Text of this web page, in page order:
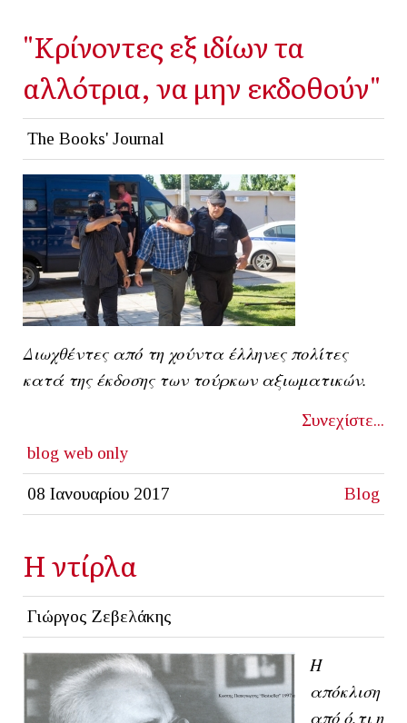
"Κρίνοντες εξ ιδίων τα
αλλότρια, να μην εκδοθούν"
The Books' Journal
Διωχθέντες από τη χούντα έλληνες πολίτες
κατά της έκδοσης των τούρκων αξιωματικών.
Συνεχίστε...
blog web only
08 Ιανουαρίου 2017 Blog
Η ντίρλα
Γιώργος Ζεβελάκης
Η
απόκλιση
από ό,τι η